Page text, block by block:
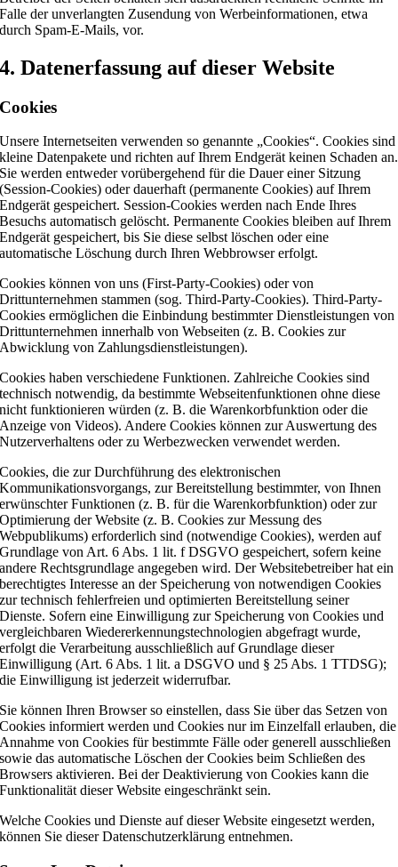
Falle der unverlangten Zusendung von Werbeinformationen, etwa
durch Spam-E-Mails, vor.
4. Datenerfassung auf dieser Website
Cookies
Unsere Internetseiten verwenden so genannte „Cookies“. Cookies sind
kleine Datenpakete und richten auf Ihrem Endgerät keinen Schaden an.
Sie werden entweder vorübergehend für die Dauer einer Sitzung
(Session-Cookies) oder dauerhaft (permanente Cookies) auf Ihrem
Endgerät gespeichert. Session-Cookies werden nach Ende Ihres
Besuchs automatisch gelöscht. Permanente Cookies bleiben auf Ihrem
Endgerät gespeichert, bis Sie diese selbst löschen oder eine
automatische Löschung durch Ihren Webbrowser erfolgt.
Cookies können von uns (First-Party-Cookies) oder von
Drittunternehmen stammen (sog. Third-Party-Cookies). Third-Party-
Cookies ermöglichen die Einbindung bestimmter Dienstleistungen von
Drittunternehmen innerhalb von Webseiten (z. B. Cookies zur
Abwicklung von Zahlungsdienstleistungen).
Cookies haben verschiedene Funktionen. Zahlreiche Cookies sind
technisch notwendig, da bestimmte Webseitenfunktionen ohne diese
nicht funktionieren würden (z. B. die Warenkorbfunktion oder die
Anzeige von Videos). Andere Cookies können zur Auswertung des
Nutzerverhaltens oder zu Werbezwecken verwendet werden.
Cookies, die zur Durchführung des elektronischen
Kommunikationsvorgangs, zur Bereitstellung bestimmter, von Ihnen
erwünschter Funktionen (z. B. für die Warenkorbfunktion) oder zur
Optimierung der Website (z. B. Cookies zur Messung des
Webpublikums) erforderlich sind (notwendige Cookies), werden auf
Grundlage von Art. 6 Abs. 1 lit. f DSGVO gespeichert, sofern keine
andere Rechtsgrundlage angegeben wird. Der Websitebetreiber hat ein
berechtigtes Interesse an der Speicherung von notwendigen Cookies
zur technisch fehlerfreien und optimierten Bereitstellung seiner
Dienste. Sofern eine Einwilligung zur Speicherung von Cookies und
vergleichbaren Wiedererkennungstechnologien abgefragt wurde,
erfolgt die Verarbeitung ausschließlich auf Grundlage dieser
Einwilligung (Art. 6 Abs. 1 lit. a DSGVO und § 25 Abs. 1 TTDSG);
die Einwilligung ist jederzeit widerrufbar.
Sie können Ihren Browser so einstellen, dass Sie über das Setzen von
Cookies informiert werden und Cookies nur im Einzelfall erlauben, die
Annahme von Cookies für bestimmte Fälle oder generell ausschließen
sowie das automatische Löschen der Cookies beim Schließen des
Browsers aktivieren. Bei der Deaktivierung von Cookies kann die
Funktionalität dieser Website eingeschränkt sein.
Welche Cookies und Dienste auf dieser Website eingesetzt werden,
können Sie dieser Datenschutzerklärung entnehmen.